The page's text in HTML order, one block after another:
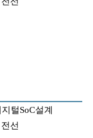
지털SoC설계
전선